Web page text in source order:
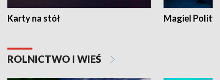
Karty na stół Magiel
ROLNICTWO I WIEŚ